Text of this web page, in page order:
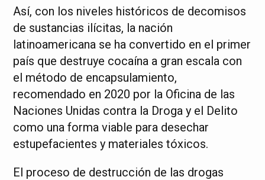
Así, con los niveles históricos de decomisos
de sustancias ilícitas, la nación
latinoamericana se ha convertido en el primer
país que destruye cocaína a gran escala con
el método de encapsulamiento,
recomendado en 2020 por la Oficina de las
Naciones Unidas contra la Droga y el Delito
como una forma viable para desechar
estupefacientes y materiales tóxicos.
El proceso de destrucción de las drogas